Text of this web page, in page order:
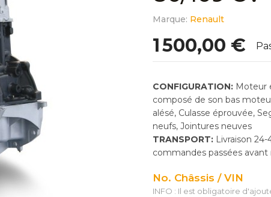
Marque: Renault
1 500,00 €
CONFIGURATION:Moteur
composé de son bas
alésé, Culasse éprouvée,
neufs, Jointures neuves
TRANSPORT: Livraison
commandes passées
No. Châssis / VIN
INFO : Il est obligatoire